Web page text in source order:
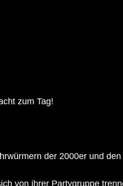
zum Tag!
der 2000er und
von ihrer Partygruppe